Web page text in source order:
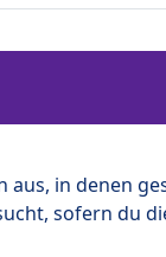
aus, in denen
sofern du